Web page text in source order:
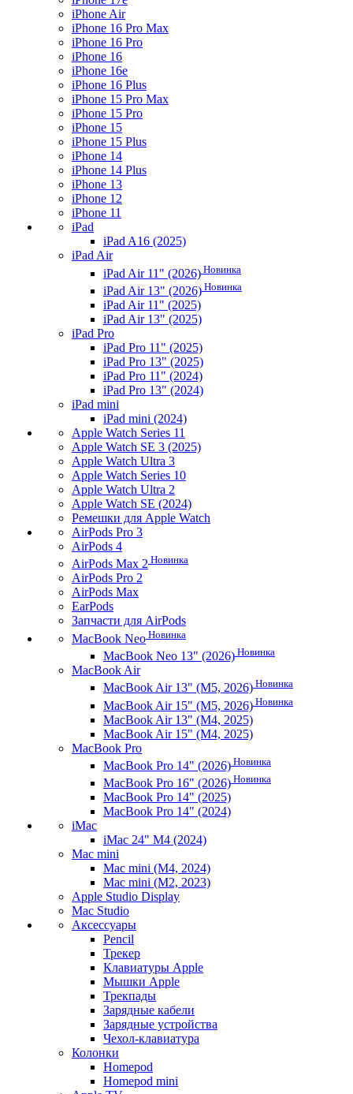
iPhone Air
iPhone 16 Pro Max
iPhone 16 Pro
iPhone 16
iPhone 16e
iPhone 16 Plus
iPhone 15 Pro Max
iPhone 15 Pro
iPhone 15
iPhone 15 Plus
iPhone 14
iPhone 14 Plus
iPhone 13
iPhone 12
iPhone 11
iPad
iPad A16 (2025)
iPad Air
iPad Air 11" (2026) Новинка
iPad Air 13" (2026) Новинка
iPad Air 11" (2025)
iPad Air 13" (2025)
iPad Pro
iPad Pro 11" (2025)
iPad Pro 13" (2025)
iPad Pro 11" (2024)
iPad Pro 13" (2024)
iPad mini
iPad mini (2024)
Apple Watch Series 11
Apple Watch SE 3 (2025)
Apple Watch Ultra 3
Apple Watch Series 10
Apple Watch Ultra 2
Apple Watch SE (2024)
Ремешки для Apple Watch
AirPods Pro 3
AirPods 4
AirPods Max 2 Новинка
AirPods Pro 2
AirPods Max
EarPods
Запчасти для AirPods
MacBook Neo Новинка
MacBook Neo 13" (2026) Новинка
MacBook Air
MacBook Air 13" (M5, 2026) Новинка
MacBook Air 15" (M5, 2026) Новинка
MacBook Air 13" (M4, 2025)
MacBook Air 15" (M4, 2025)
MacBook Pro
MacBook Pro 14" (2026) Новинка
MacBook Pro 16" (2026) Новинка
MacBook Pro 14" (2025)
MacBook Pro 14" (2024)
iMac
iMac 24" M4 (2024)
Mac mini
Mac mini (M4, 2024)
Mac mini (M2, 2023)
Apple Studio Display
Mac Studio
Аксессуары
Pencil
Трекер
Клавиатуры Apple
Мышки Apple
Трекпады
Зарядные кабели
Зарядные устройства
Чехол-клавиатура
Колонки
Homepod
Homepod mini